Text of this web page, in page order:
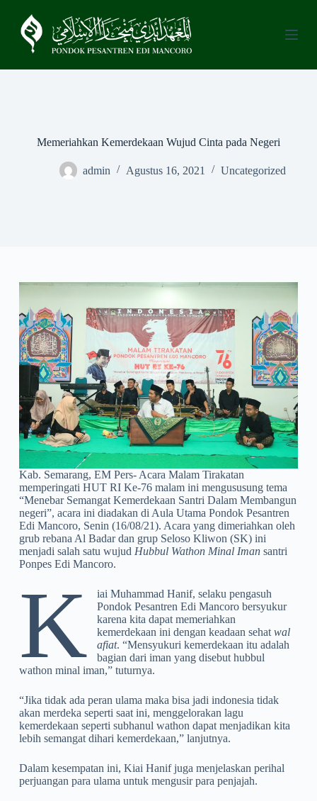
Memeriahkan Kemerdekaan Wujud Cinta pada Negeri
admin Agustus 16, 2021 Uncategorized
Kab. Semarang, EM Pers- Acara Malam Tirakatan
memperingati HUT RI Ke-76 malam ini mengususung tema
“Menebar Semangat Kemerdekaan Santri Dalam Membangun
negeri”, acara ini diadakan di Aula Utama Pondok Pesantren
Edi Mancoro, Senin (16/08/21). Acara yang dimeriahkan oleh
grub rebana Al Badar dan grup Seloso Kliwon (SK) ini
menjadi salah satu wujud Hubbul Wathon Minal Imansantri
Ponpes Edi Mancoro.
K
iai Muhammad Hanif, selaku pengasuh
Pondok Pesantren Edi Mancoro bersyukur
karena kita dapat memeriahkan
kemerdekaan ini dengan keadaan sehatwal
afiat. “Mensyukuri kemerdekaan itu adalah
bagian dari iman yang disebut hubbul
wathon minal iman,” tuturnya.
“Jika tidak ada peran ulama maka bisa jadi indonesia tidak
akan merdeka seperti saat ini, menggelorakan lagu
kemerdekaan seperti subhanul wathon dapat menjadikan kita
lebih semangat dihari kemerdekaan,” lanjutnya.
Dalam kesempatan ini, Kiai Hanif juga menjelaskan perihal
perjuangan para ulama untuk mengusir para penjajah.